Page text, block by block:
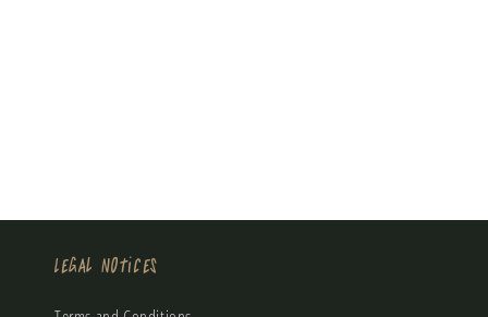
Legal Notices